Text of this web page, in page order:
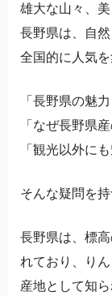
雄大な山々、
長野県は、自
全国的に人気を
「長野県の魅
「なぜ長野県
「観光以外に
そんな疑問を
長野県は、標
れており、り
産地として知ら